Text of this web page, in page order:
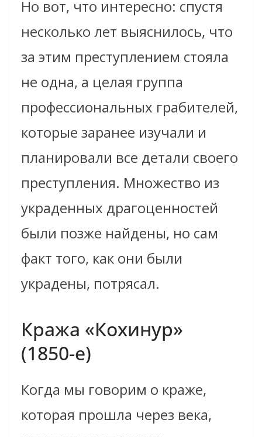
Но вот, что интересно: спустя
несколько лет выяснилось, что
за этим преступлением стояла
не одна, а целая группа
профессиональных грабителей,
которые заранее изучали и
планировали все детали своего
преступления. Множество из
украденных драгоценностей
были позже найдены, но сам
факт того, как они были
украдены, потрясал.
Кража «Кохинур»
(1850-е)
Когда мы говорим о краже,
которая прошла через века,